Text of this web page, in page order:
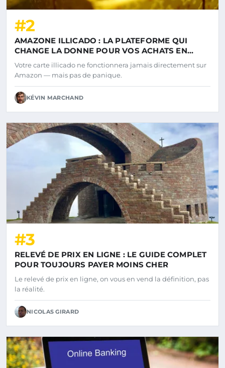
#2
AMAZONE ILLICADO : LA PLATEFORME QUI
CHANGE LA DONNE POUR VOS ACHATS EN
LIGNE
Votre carte illicado ne fonctionnera jamais directement sur
Amazon — mais pas de panique.
KÉVIN MARCHAND
#3
RELEVÉ DE PRIX EN LIGNE : LE GUIDE COMPLET
POUR TOUJOURS PAYER MOINS CHER
Le relevé de prix en ligne, on vous en vend la définition, pas
la réalité.
NICOLAS GIRARD